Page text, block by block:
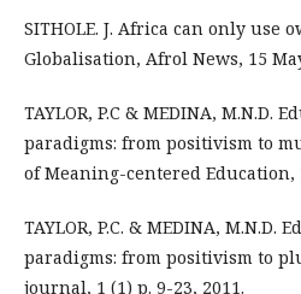
SITHOLE. J. Africa can only use
Globalisation, Afrol News, 15
TAYLOR, P.C & MEDINA, M.N.D.
paradigms: from positivism to
of Meaning-centered Education,
TAYLOR, P.C. & MEDINA, M.N.D.
paradigms: from positivism to
journal, 1 (1) p. 9-23, 2011.